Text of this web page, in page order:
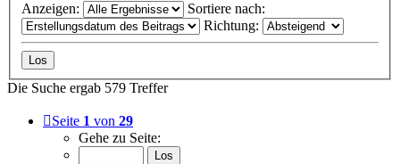
Anzeigen:
Sortiere nach:
Richtung:
Die Suche ergab 579 Treffer
Seite 1 von 29
Gehe zu Seite: